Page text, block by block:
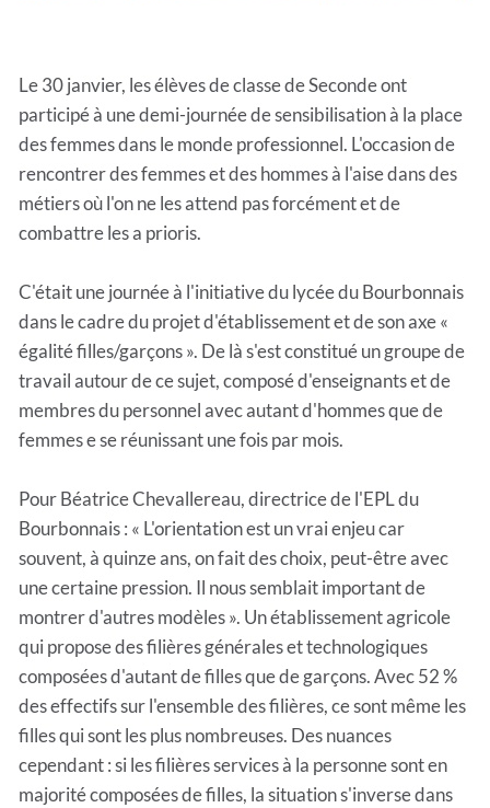
Le 30 janvier, les élèves de classe de Seconde ont
participé à une demi-journée de sensibilisation à la place
des femmes dans le monde professionnel. L'occasion de
rencontrer des femmes et des hommes à l'aise dans des
métiers où l'on ne les attend pas forcément et de
combattre les a prioris.
C'était une journée à l'initiative du lycée du Bourbonnais
dans le cadre du projet d'établissement et de son axe «
égalité filles/garçons ». De là s'est constitué un groupe de
travail autour de ce sujet, composé d'enseignants et de
membres du personnel avec autant d'hommes que de
femmes e se réunissant une fois par mois.
Pour Béatrice Chevallereau, directrice de l'EPL du
Bourbonnais : « L'orientation est un vrai enjeu car
souvent, à quinze ans, on fait des choix, peut-être avec
une certaine pression. Il nous semblait important de
montrer d'autres modèles ». Un établissement agricole
qui propose des filières générales et technologiques
composées d'autant de filles que de garçons. Avec 52 %
des effectifs sur l'ensemble des filières, ce sont même les
filles qui sont les plus nombreuses. Des nuances
cependant : si les filières services à la personne sont en
majorité composées de filles, la situation s'inverse dans